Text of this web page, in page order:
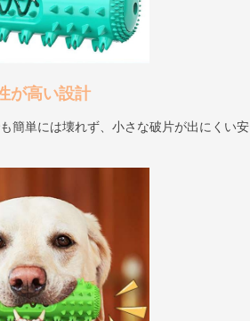
が高い設計
簡単には壊れず、小さな破片が出にくい安